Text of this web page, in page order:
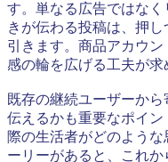
す。単なる広告ではな
きが伝わる投稿は、押
引きます。商品アカウ
感の輪を広げる工夫が求
既存の継続ユーザーか
伝えるかも重要なポイ
際の生活者がどのよう
ーリーがあると、これ